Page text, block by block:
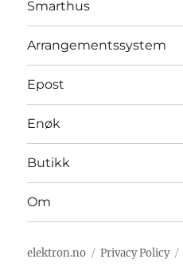
Smarthus
Arrangementssystem
Epost
Enøk
Butikk
Om
elektron.no Privacy Policy